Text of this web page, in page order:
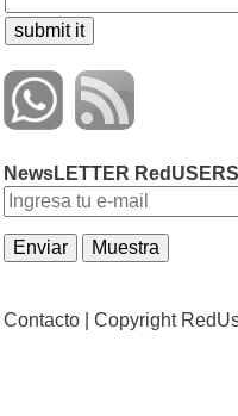
NewsLETTER
Contacto | Copyright